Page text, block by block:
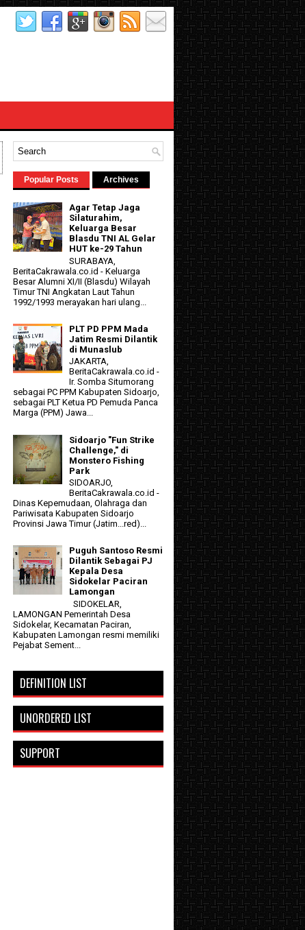
Popular Posts Archives
Agar Tetap Jaga
Silaturahim,
Keluarga Besar
Blasdu TNI AL Gelar
HUT ke-29 Tahun
SURABAYA,
BeritaCakrawala.co.id - Keluarga
Besar Alumni XI/II (Blasdu) Wilayah
Timur TNI Angkatan Laut Tahun
1992/1993 merayakan hari ulang...
PLT PD PPM Mada
Jatim Resmi Dilantik
di Munaslub
JAKARTA,
BeritaCakrawala.co.id -
Ir. Somba Situmorang
sebagai PC PPM Kabupaten Sidoarjo,
sebagai PLT Ketua PD Pemuda Panca
Marga (PPM) Jawa...
Sidoarjo "Fun Strike
Challenge," di
Monstero Fishing
Park
SIDOARJO,
BeritaCakrawala.co.id -
Dinas Kepemudaan, Olahraga dan
Pariwisata Kabupaten Sidoarjo
Provinsi Jawa Timur (Jatim...red)...
Puguh Santoso Resmi
Dilantik Sebagai PJ
Kepala Desa
Sidokelar Paciran
Lamongan
SIDOKELAR,
LAMONGAN Pemerintah Desa
Sidokelar, Kecamatan Paciran,
Kabupaten Lamongan resmi memiliki
Pejabat Sement...
DEFINITION LIST
UNORDERED LIST
SUPPORT